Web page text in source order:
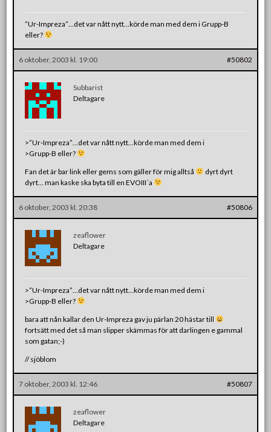
”Ur-Impreza”…det var nått nytt…körde man med dem i Grupp-B
eller?
6 oktober, 2003 kl. 19:00 #50802
Subbarist
Deltagare
>”Ur-Impreza”…det var nått nytt…körde man med dem i
>Grupp-B eller?
Fan det är bar link eller gems som gäller för mig alltså
dyrt dyrt
dyrt… man kaske ska byta till en EVOIII´a
6 oktober, 2003 kl. 20:38 #50806
zeaflower
Deltagare
>”Ur-Impreza”…det var nått nytt…körde man med dem i
>Grupp-B eller?
bara att nån kallar den Ur-Impreza gav ju pärlan 20 hästar till
fortsätt med det så man slipper skämmas för att darlingen e gammal
som gatan;-)
// sjöblom
7 oktober, 2003 kl. 12:46 #50807
zeaflower
Deltagare